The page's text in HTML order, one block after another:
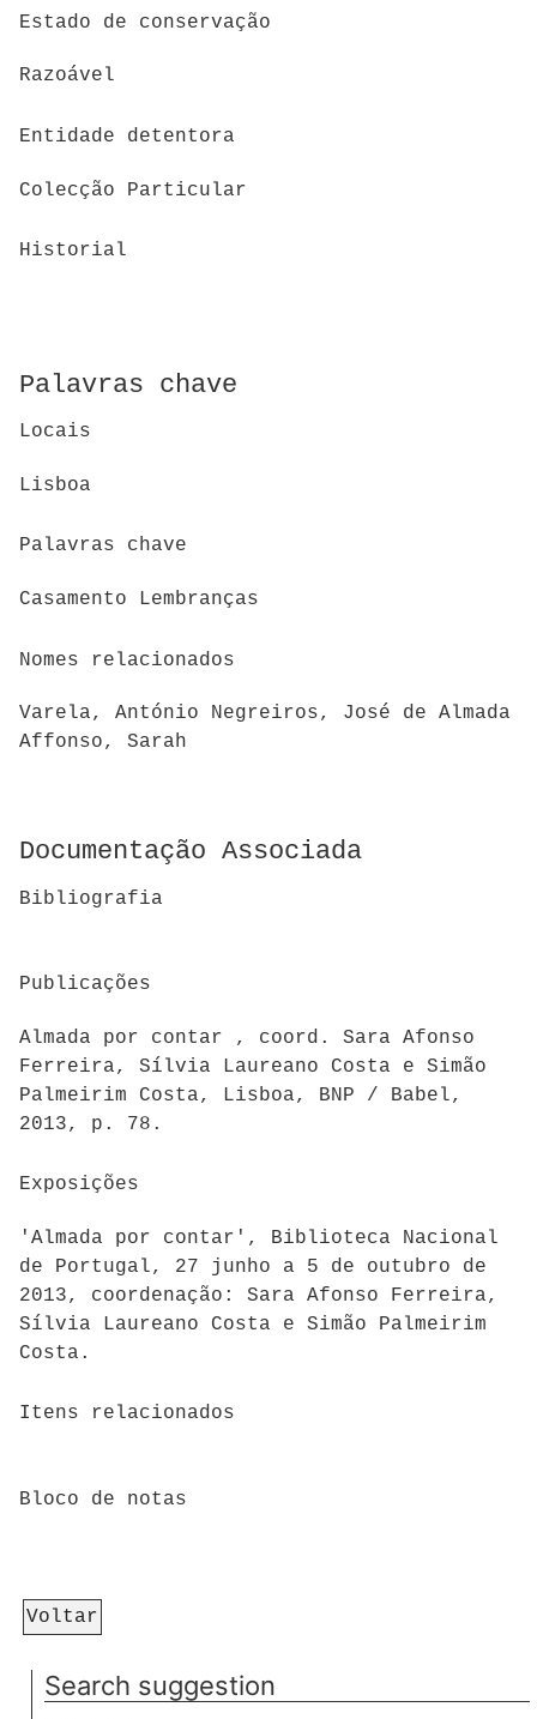
Estado de conservação
Razoável
Entidade detentora
Colecção Particular
Historial
Palavras chave
Locais
Lisboa
Palavras chave
Casamento Lembranças
Nomes relacionados
Varela, António Negreiros, José de Almada
Affonso, Sarah
Documentação Associada
Bibliografia
Publicações
Almada por contar , coord. Sara Afonso
Ferreira, Sílvia Laureano Costa e Simão
Palmeirim Costa, Lisboa, BNP / Babel,
2013, p. 78.
Exposições
'Almada por contar', Biblioteca Nacional
de Portugal, 27 junho a 5 de outubro de
2013, coordenação: Sara Afonso Ferreira,
Sílvia Laureano Costa e Simão Palmeirim
Costa.
Itens relacionados
Bloco de notas
Voltar
Search suggestion